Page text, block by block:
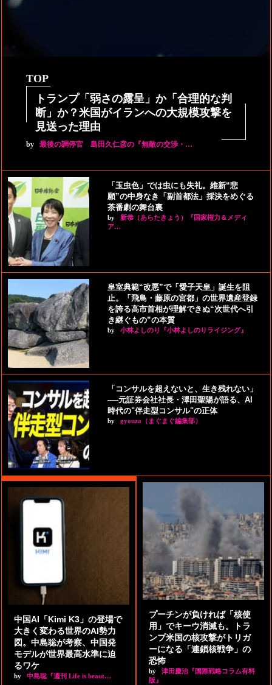
TOP
トランプ「弱さの露呈」か「合理的な判
断」か？米国がイランへの大規模攻撃を
見送った理由
by 最後の調停官 島田久仁彦の『無敵の交渉・…
「玉虫色」では虫にも失礼。維新“悲
願”の中身なき「副首都法」採決をめぐる
茶番劇の舞台裏
by
新恭（あらたきょう）『国家権力＆メディ
ア…
皇室典範“改悪”で「愛子天皇」誕生を阻
止。「飛鳥・藤原の宮都」の世界遺産登録
を誇る高市首相が理解できぬ“次世代へ引
き継ぐもの”の本質
by 小林よしのり『小林よしのりライジング』
「コンサルを超えないと、生き残れない」
──元証券会社社長・澤田聖陽が語る、AI
時代の"伴走型コンサル"の正体
by gyouza（まぐまぐ編集部）
中国AI「Kimi K3」の登場で
大きく変わる世界のAI勢力
図。中島聡が考察、中国発
モデルが世界最高水準に迫
るワケ
by 中島聡『週刊 Life is beaut…
プーチンが負ければ「核使
用」でキーウ消滅も。トラ
ンプ米国の核攻撃がトリガ
ーになる「連鎖核戦争」の
恐怖
by
津田慶治『国際戦略コラム有料
版』